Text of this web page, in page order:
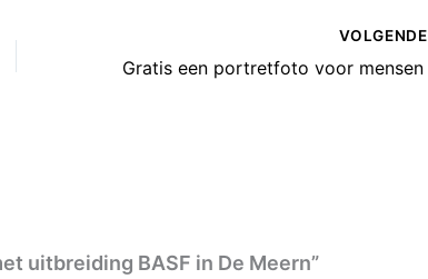
VOLGENDE
uitbreiding BASF in De Meern”